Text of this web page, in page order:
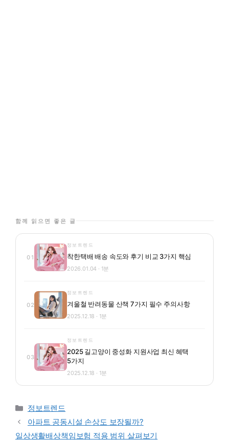
함께 읽으면 좋은 글
01
정보트렌드
착한택배 배송 속도와 후기 비교 3가지 핵심
2026.01.04 · 1분
02
정보트렌드
겨울철 반려동물 산책 7가지 필수 주의사항
2025.12.18 · 1분
03
정보트렌드
2025 길고양이 중성화 지원사업 최신 혜택
5가지
2025.12.18 · 1분
카테고리
정보트렌드
아파트 공동시설 손상도 보장될까?
일상생활배상책임보험 적용 범위 살펴보기